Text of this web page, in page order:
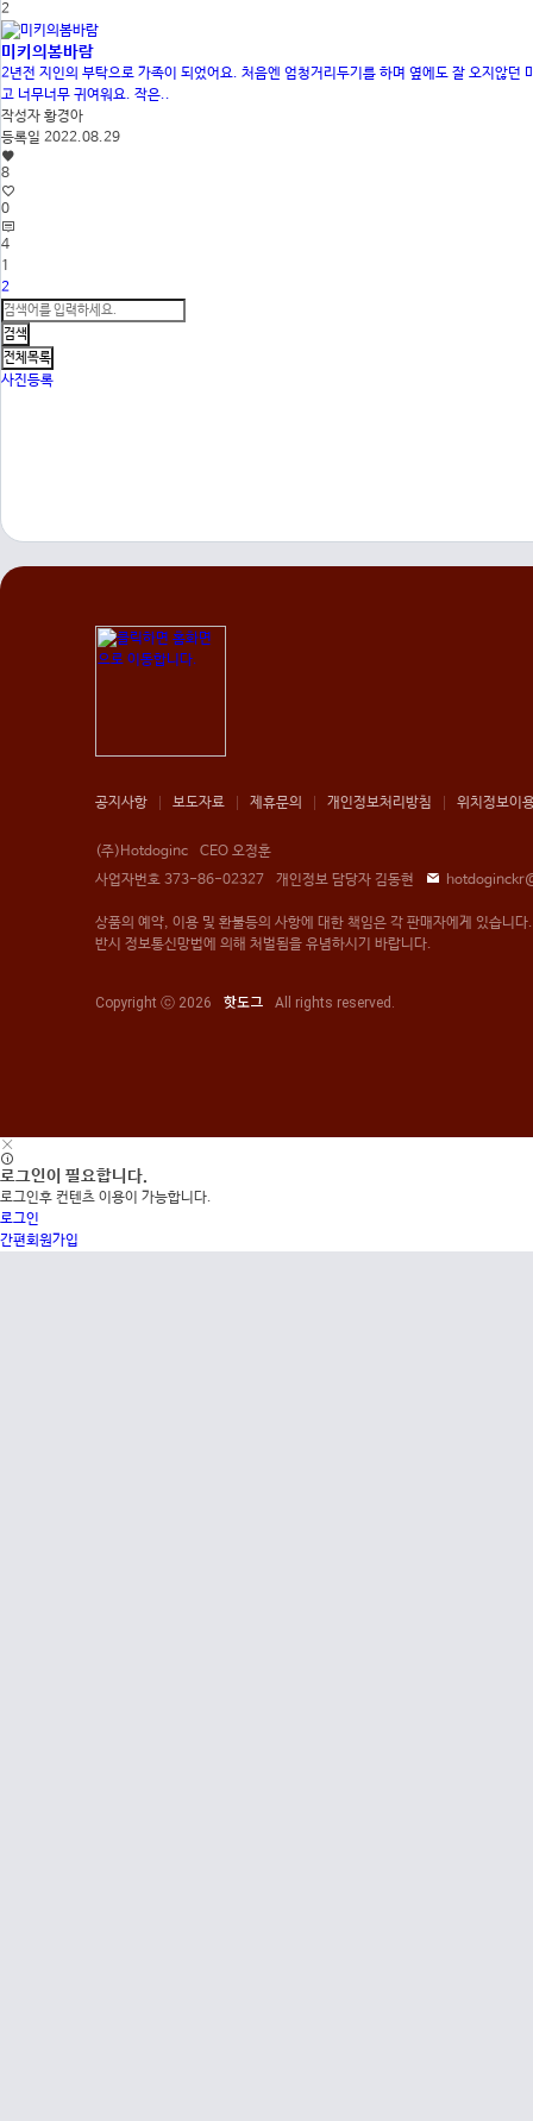
2
미키의봄바람
2년전 지인의 부탁으로 가족이 되었어요. 처음엔 엄청거리두기를 하며 옆에도 잘 오지않던
고 너무너무 귀여워요. 작은..
작성자 황경아
등록일 2022.08.29
8
0
4
1
2
사진등록
공지사항 보도자료 제휴문의 개인정보처리방침 위치정보이
(주)Hotdoginc
CEO 오정훈
사업자번호 373-86-02327
개인정보 담당자 김동현
상품의 예약, 이용 및 환불등의 사항에 대한 책임은 각 판매자에게 있습니
반시 정보통신망법에 의해 처벌됨을 유념하시기 바랍니다.
Copyright ⓒ 2026 핫도그 All rights reserved.
로그인이 필요합니다.
로그인후 컨텐츠 이용이 가능합니다.
로그인
간편회원가입